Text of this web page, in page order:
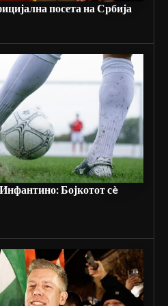
посета на Србија
Бојкотот сè